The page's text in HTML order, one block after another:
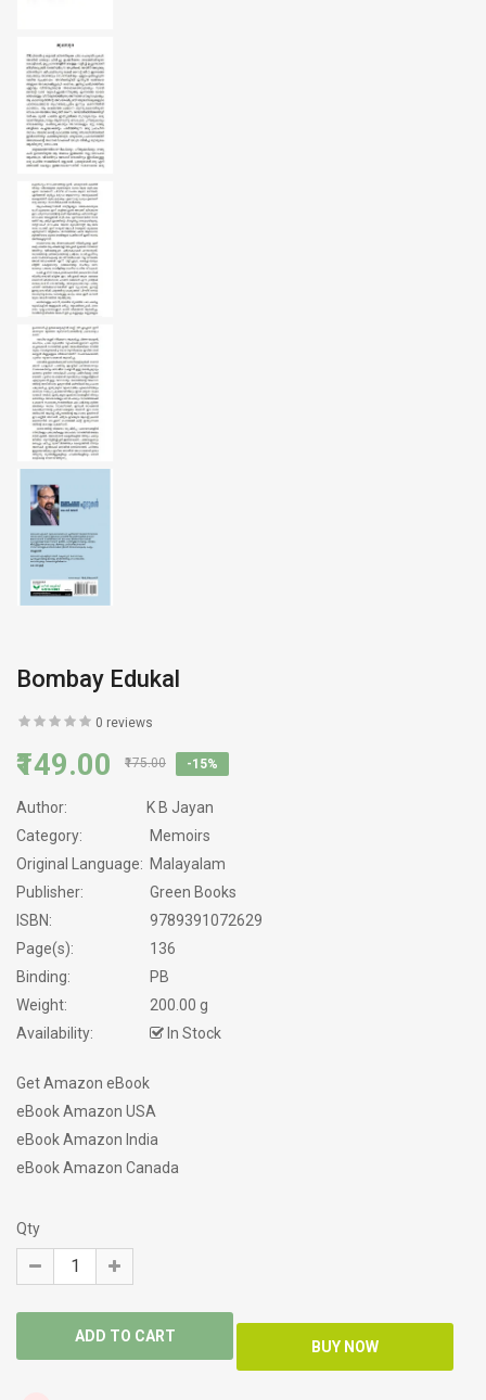
Bombay Edukal
0 reviews
₹149.00 ₹175.00 -15%
Author:
K B Jayan
Category:
Memoirs
Original Language: Malayalam
Publisher:
Green Books
ISBN:
9789391072629
Page(s):
136
Binding:
PB
Weight:
200.00 g
Availability:
In Stock
Get Amazon eBook
eBook Amazon USA
eBook Amazon India
eBook Amazon Canada
Qty